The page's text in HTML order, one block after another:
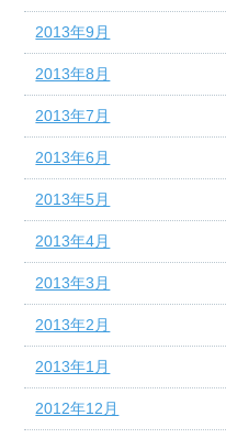
2013年9月
2013年8月
2013年7月
2013年6月
2013年5月
2013年4月
2013年3月
2013年2月
2013年1月
2012年12月